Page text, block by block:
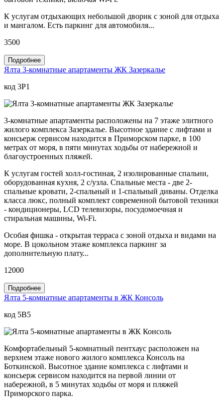
К услугам отдыхающих небольшой дворик с зоной для отдыха
и мангалом. Есть паркинг для автомобиля...
3500
Подробнее
Ялта 3-комнатные апартаменты ЖК Зазеркалье
код 3P1
3-комнатные апартаменты расположены на 7 этаже элитного
жилого комплекса Зазеркалье. Высотное здание с лифтами и
консьерж сервисом находится в Приморском парке, в 100
метрах от моря, в пяти минутах ходьбы от набережной и
благоустроенных пляжей.
К услугам гостей холл-гостиная, 2 изолированные спальни,
оборудованная кухня, 2 с/узла. Спальные места - две 2-
спальные кровати, 2-спальный и 1-спальный диваны. Отделка
класса люкс, полный комплект современной бытовой техники
- кондиционеры, LCD телевизоры, посудомоечная и
стиральная машины, Wi-Fi.
Особая фишка - открытая терраса с зоной отдыха и видами на
море. В цокольном этаже комплекса паркинг за
дополнительную плату...
12000
Подробнее
Ялта 5-комнатные апартаменты в ЖК Консоль
код 5B5
Комфортабельный 5-комнатный пентхаус расположен на
верхнем этаже нового жилого комплекса Консоль на
Боткинской. Высотное здание комплекса с лифтами и
консьерж сервисом находится на первой линии от
набережной, в 5 минутах ходьбы от моря и пляжей
Приморского парка.